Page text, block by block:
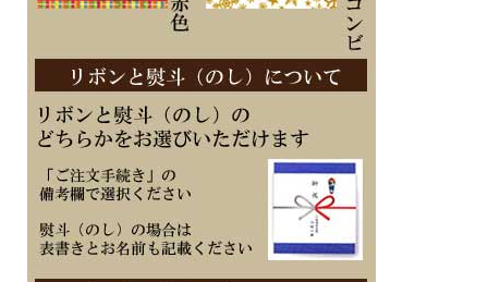
メッセージ文字名入れ刻印した腕時計を永年勤続 周年記念 皆勤 栄転 定年 退職 誕
生日 入学 成人 卒業 結婚式 ご結婚記念 金婚 銀婚 還暦 白寿 喜寿 米寿 古希 古稀 叙
※在庫ありの時１０日間前後（土日祝日は除く）で発送予定（在庫切れの場合もあ
ります）